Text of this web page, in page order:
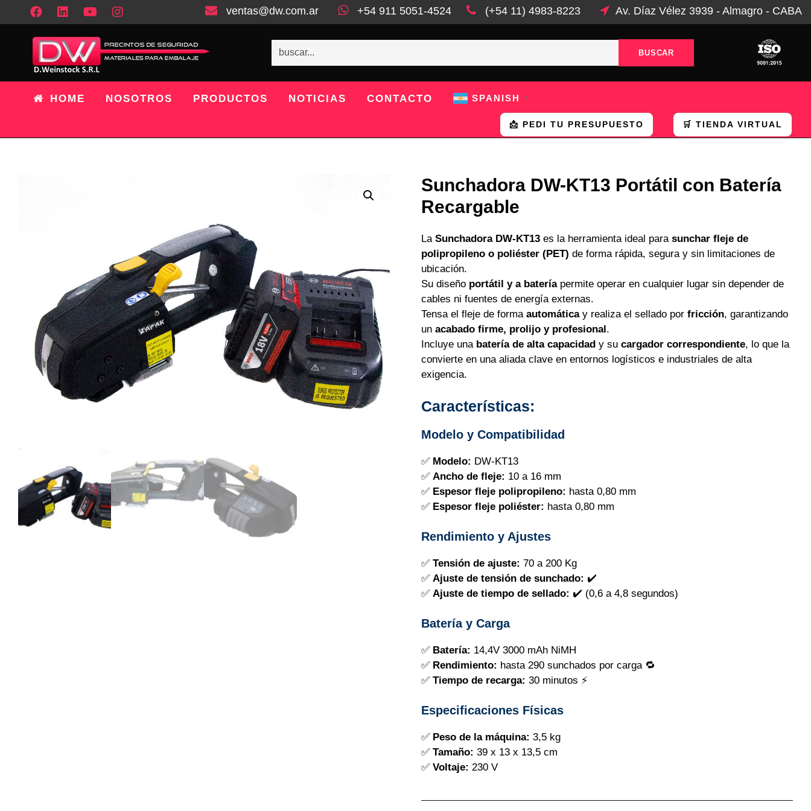
ventas@dw.com.ar +54 911 5051-4524 (+54 11) 4983-8223 Av. Díaz Vélez 3939 - Almagro - CABA
HOME NOSOTROS PRODUCTOS NOTICIAS CONTACTO SPANISH ▼
📩 PEDI TU PRESUPUESTO 🛒 TIENDA VIRTUAL
Sunchadora DW-KT13 Portátil con Batería
Recargable
La Sunchadora DW-KT13es la herramienta ideal para sunchar fleje de
polipropileno o poliéster (PET) de forma rápida, segura y sin limitaciones de
ubicación.
Su diseño portátil y a bateríapermite operar en cualquier lugar sin depender de
cables ni fuentes de energía externas.
Tensa el fleje de forma automáticay realiza el sellado por fricción, garantizando
un acabado firme, prolijo y profesional.
Incluye una batería de alta capacidady su cargador correspondiente, lo que la
convierte en una aliada clave en entornos logísticos e industriales de alta
exigencia.
Características:
Modelo y Compatibilidad
✅ Modelo: DW-KT13
✅ Ancho de fleje: 10 a 16 mm
✅ Espesor fleje polipropileno: hasta 0,80 mm
✅ Espesor fleje poliéster: hasta 0,80 mm
Rendimiento y Ajustes
✅ Tensión de ajuste: 70 a 200 Kg
✅ Ajuste de tensión de sunchado: ✔️
✅ Ajuste de tiempo de sellado: ✔️ (0,6 a 4,8 segundos)
Batería y Carga
✅ Batería: 14,4V 3000 mAh NiMH
✅ Rendimiento: hasta 290 sunchados por carga 🔁
✅ Tiempo de recarga: 30 minutos ⚡
Especificaciones Físicas
✅ Peso de la máquina: 3,5 kg
✅ Tamaño: 39 x 13 x 13,5 cm
✅ Voltaje: 230 V